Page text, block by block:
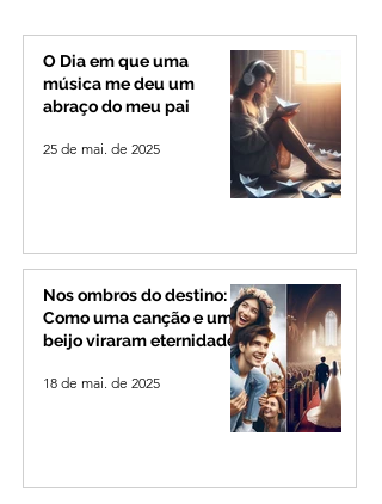
de Minas
O Dia em que uma
música me deu um
abraço do meu pai
25 de mai. de 2025
Nos ombros do destino:
Como uma canção e um
beijo viraram eternidade
18 de mai. de 2025